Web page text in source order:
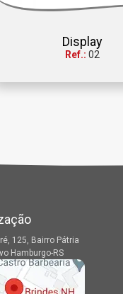
Display
Ref.: 02
125, Bairro Pátria
Hamburgo-RS